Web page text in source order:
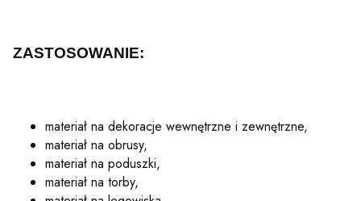
ZASTOSOWANIE:
materiał na dekoracje wewnętrzne i zewnętrzne,
materiał na obrusy,
materiał na poduszki,
materiał na torby,